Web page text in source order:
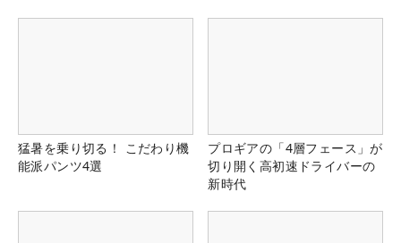
猛暑を乗り切る！ こだわり機
能派パンツ4選
プロギアの「4層フェース」が
切り開く高初速ドライバーの
新時代